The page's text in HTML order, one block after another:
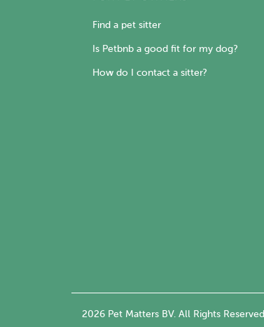
Find a pet sitter
Is Petbnb a good fit for my dog?
How do I contact a sitter?
2026 Pet Matters BV. All Rights Reserved